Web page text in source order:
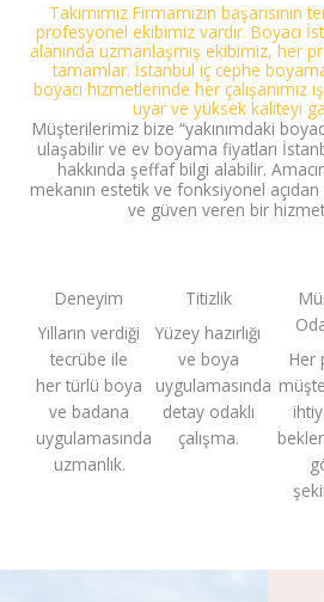
Takımımız Firmamızın
profesyonel ekibimiz vardır. Boyacı
alanında uzmanlaşmış ekibimiz, her
tamamlar. İstanbul iç cephe
boyacı hizmetlerinde her çalışanımız
uyar ve yüksek kaliteyi
Müşterilerimiz bize “yakınımdaki
ulaşabilir ve ev boyama fiyatları
hakkında şeffaf bilgi alabilir.
mekanın estetik ve fonksiyonel
ve güven veren bir
Deneyim
Yılların verdiği
tecrübe ile
her türlü boya
ve badana
uygulamasında
uzmanlık.
Titizlik
Yüzey hazırlığı
ve boya
uygulamasında
detay odaklı
çalışma.
Her